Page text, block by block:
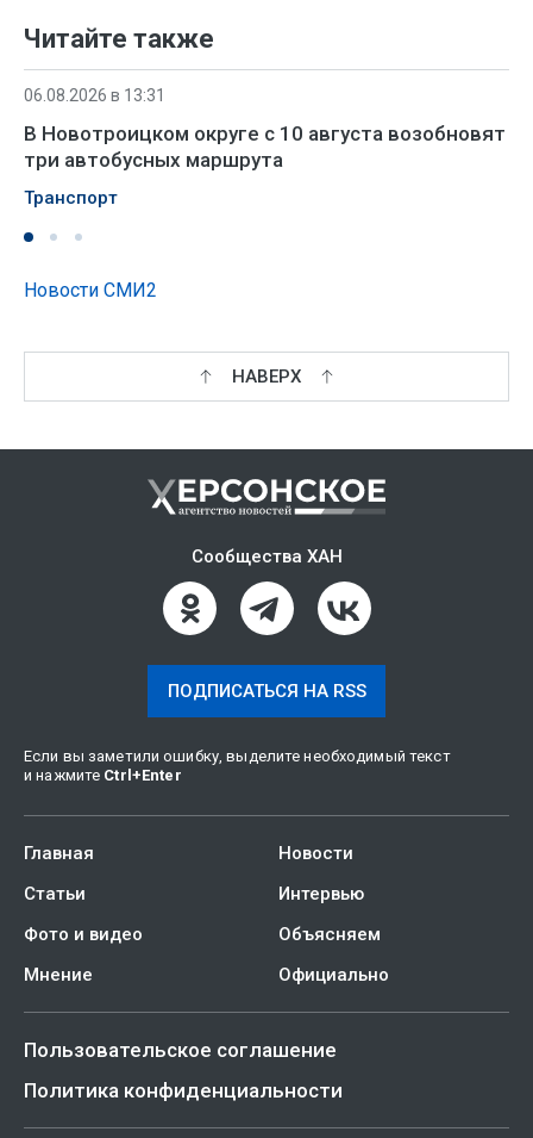
Читайте также
06.08.2026 в 13:31
В Новотроицком округе с 10 августа возобновят
три автобусных маршрута
Транспорт
Новости СМИ2
НАВЕРХ
Сообщества ХАН
ПОДПИСАТЬСЯ НА RSS
Если вы заметили ошибку, выделите необходимый текст
и нажмите Ctrl +Enter
Главная
Новости
Статьи
Интервью
Фото и видео
Объясняем
Мнение
Официально
Пользовательское соглашение
Политика конфиденциальности